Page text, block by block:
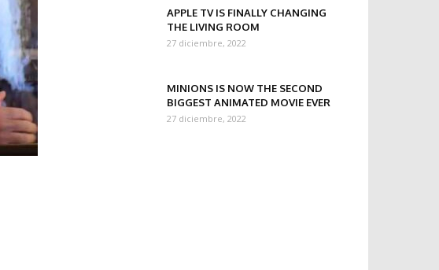
APPLE TV IS FINALLY CHANGING
THE LIVING ROOM
27 diciembre, 2022
MINIONS IS NOW THE SECOND
BIGGEST ANIMATED MOVIE EVER
27 diciembre, 2022